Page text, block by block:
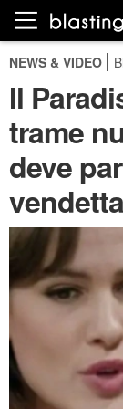
NEWS & VIDEO
Il
trame
deve
vendetta